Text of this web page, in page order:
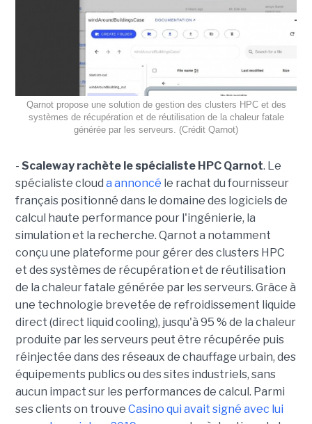
Qarnot propose une solution de gestion des clusters HPC et des
systèmes de récupération et de réutilisation de la chaleur fatale
générée par les serveurs. (Crédit Qarnot)
- Scaleway rachète le spécialiste HPC Qarnot. Le
spécialiste cloud a annoncé le rachat du fournisseur
français positionné dans le domaine des logiciels de
calcul haute performance pour l'ingénierie, la
simulation et la recherche. Qarnot a notamment
conçu une plateforme pour gérer des clusters HPC
et des systèmes de récupération et de réutilisation
de la chaleur fatale générée par les serveurs. Grâce à
une technologie brevetée de refroidissement liquide
direct (direct liquid cooling), jusqu'à 95 % de la chaleur
produite par les serveurs peut être récupérée puis
réinjectée dans des réseaux de chauffage urbain, des
équipements publics ou des sites industriels, sans
aucun impact sur les performances de calcul. Parmi
ses clients on trouve Casino qui avait signé avec lui